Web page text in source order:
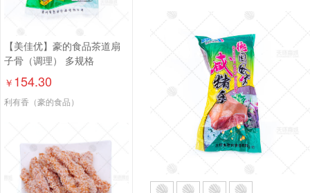
【美佳优】豪的食品茶道扇
子骨（调理） 多规格
￥ 154.30
利有香（豪的食品）